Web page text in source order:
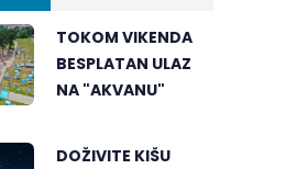
TOKOM VIKENDA
BESPLATAN ULAZ
NA "AKVANU"
DOŽIVITE KIŠU